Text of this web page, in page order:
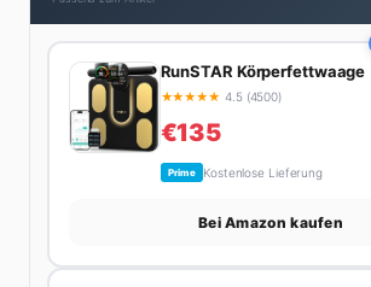
durch die Alpen oder der jährliche
den Jungs. Sein Credo: Das Leben
RunSTAR Körperfettwaage
★★★★★ 4.5 (4500)
€135
Prime Kostenlose Lieferung
Bei Amazon kaufen